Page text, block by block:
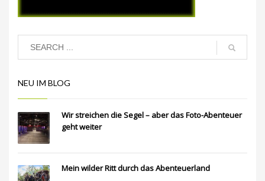
NEU IM BLOG
Wir streichen die Segel – aber das Foto-Abenteuer
geht weiter
Mein wilder Ritt durch das Abenteuerland